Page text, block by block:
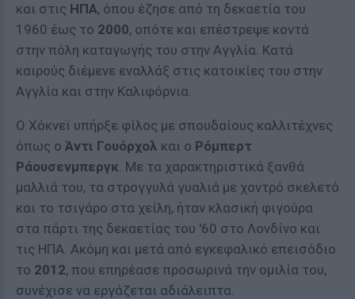
και στις ΗΠΑ, όπου έζησε από τη δεκαετία του
1960 έως το 2000, οπότε και επέστρεψε κοντά
στην πόλη καταγωγής του στην Αγγλία. Κατά
καιρούς διέμενε εναλλάξ στις κατοικίες του στην
Αγγλία και στην Καλιφόρνια.
Ο Χόκνεϊ υπήρξε φίλος με σπουδαίους καλλιτέχνες
όπως ο Άντι Γουόρχολ και ο Ρόμπερτ
Ράουσενμπεργκ. Με τα χαρακτηριστικά ξανθά
μαλλιά του, τα στρογγυλά γυαλιά με χοντρό σκελετό
και το τσιγάρο στα χείλη, ήταν κλασική φιγούρα
στα πάρτι της δεκαετίας του '60 στο Λονδίνο και
τις ΗΠΑ. Ακόμη και μετά από εγκεφαλικό επεισόδιο
το 2012, που επηρέασε προσωρινά την ομιλία του,
συνέχισε να εργάζεται αδιάλειπτα.